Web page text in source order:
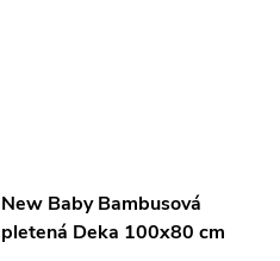
New Baby Bambusová
pletená Deka 100x80 cm